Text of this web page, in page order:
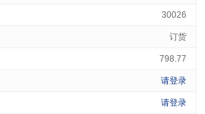
30026
订货
798.77
请登录
请登录